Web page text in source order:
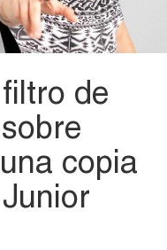
de
copia